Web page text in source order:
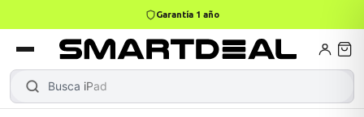
4,9 · +800 reseñas Google
Busca